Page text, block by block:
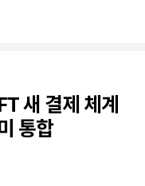
새 결제 체계
통합